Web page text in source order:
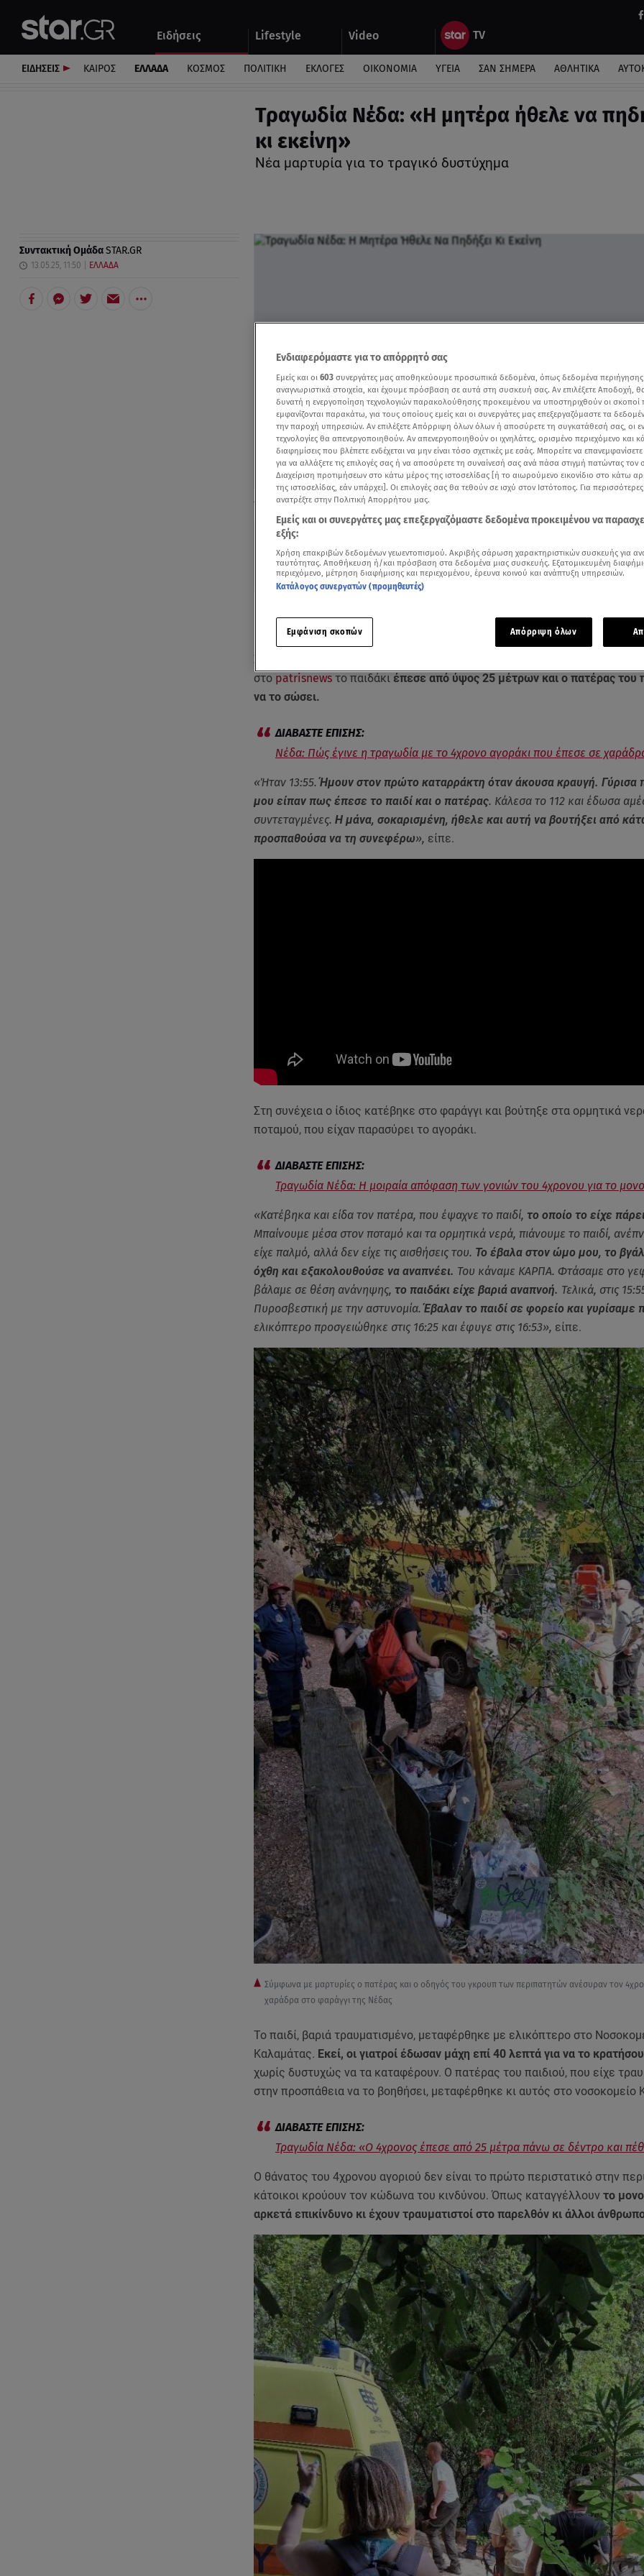
Ειδήσεις Lifestyle Video
Αυτοκίνητο
ΕΙΔΗΣΕΙΣ ΚΑΙΡΟΣ ΕΛΛΑΔΑ ΚΟΣΜΟΣ ΠΟΛΙΤΙΚΗ ΕΚΛΟΓΕΣ ΟΙΚΟΝΟΜΙΑ ΥΓΕΙΑ ΣΑΝ ΣΗΜΕΡΑ ΑΘΛΗΤΙΚΑ
Τραγωδία Νέδα: «Η μητέρα ήθελε να
κι εκείνη»
Νέα μαρτυρία για το τραγικό δυστύχημα
Συντακτική ΟμάδαSTAR.GR
13.05.25, 11:50 ΕΛΛΑΔΑ
Πώς έγινε η τραγωδία στο φαράγγι της Νέδας, όπου σκοτώθηκε ένα 4χρονο αγοράκι - Βίντεο
Add star.gr on Google
, όπου ένα 4χρονο αγοράκι έχασε τη ζωή του με τραγικό τρόπο.
Σύμφωνα με μαρτυρία του Δημήτρη Δεμερτζή, συνοδού της ομάδας των
στο patrisnewsτο παιδάκι έπεσε από ύψος 25 μέτρων και ο πατέρας του
να το σώσει.
Νέδα: Πώς έγινε η τραγωδία με το 4χρονο αγοράκι που έπεσε σε
«Ήταν 13:55.Ήμουν στον πρώτο καταρράκτη όταν άκουσα κραυγή. Γύρισα
μου είπαν πως έπεσε το παιδί και ο πατέρας. Κάλεσα το 112 και έδωσα
συντεταγμένες. H μάνα, σοκαρισμένη, ήθελε και αυτή να βουτήξει από
προσπαθούσα να τη συνεφέρω», είπε.
Στη συνέχεια ο ίδιος κατέβηκε στο φαράγγι και βούτηξε στα ορμητικά
ποταμού, που είχαν παρασύρει το αγοράκι.
Τραγωδία Νέδα: Η μοιραία απόφαση των γονιών του 4χρονου για το
«Κατέβηκα και είδα τον πατέρα, που έψαχνε το παιδί, το οποίο το είχε
Μπαίνουμε μέσα στον ποταμό και τα ορμητικά νερά, πιάνουμε το παιδί,
είχε παλμό, αλλά δεν είχε τις αισθήσεις του. Το έβαλα στον ώμο μου, το
όχθη και εξακολουθούσε να αναπνέει. Του κάναμε ΚΑΡΠΑ. Φτάσαμε στο
βάλαμε σε θέση ανάνηψης, το παιδάκι είχε βαριά αναπνοή. Τελικά, στις
Πυροσβεστική με την αστυνομία.Έβαλαν το παιδί σε φορείο και γυρίσαμε
ελικόπτερο προσγειώθηκε στις 16:25 και έφυγε στις 16:53», είπε.
Σύμφωνα με μαρτυρίες ο πατέρας και ο οδηγός του γκρουπ των περιπατητών ανέσυραν τον
χαράδρα στο φαράγγι της Νέδας
Το παιδί, βαριά τραυματισμένο, μεταφέρθηκε με ελικόπτερο στο
Καλαμάτας. Εκεί, οι γιατροί έδωσαν μάχη επί 40 λεπτά για να το
χωρίς δυστυχώς να τα καταφέρουν. Ο πατέρας του παιδιού, που είχε
στην προσπάθεια να το βοηθήσει, μεταφέρθηκε κι αυτός στο νοσοκομείο
Τραγωδία Νέδα: «Ο 4χρονος έπεσε από 25 μέτρα πάνω σε δέντρο και
Ο θάνατος του 4χρονου αγοριού δεν είναι το πρώτο περιστατικό στην
κάτοικοι κρούουν τον κώδωνα του κινδύνου. Όπως καταγγέλλουντο
αρκετά επικίνδυνο κι έχουν τραυματιστοί στο παρελθόν κι άλλοι
Ενδιαφερόμαστε για το απόρρητό σας
Εμείς και οι 603 συνεργάτες μας αποθηκεύουμε προσωπικά δεδομένα, όπως δεδομένα
αναγνωριστικά στοιχεία, και έχουμε πρόσβαση σε αυτά στη συσκευή σας. Αν επιλέξετε Αποδοχή,
δυνατή η ενεργοποίηση τεχνολογιών παρακολούθησης προκειμένου να υποστηριχθούν οι σκοποί
εμφανίζονται παρακάτω, για τους οποίους εμείς και οι συνεργάτες μας επεξεργαζόμαστε τα
την παροχή υπηρεσιών. Αν επιλέξετε Απόρριψη όλων όλων ή αποσύρετε τη συγκατάθεσή σας, οι
τεχνολογίες θα απενεργοποιηθούν. Αν απενεργοποιηθούν οι ιχνηλάτες, ορισμένο περιεχόμενο και
διαφημίσεις που βλέπετε ενδέχεται να μην είναι τόσο σχετικές με εσάς. Μπορείτε να
για να αλλάξετε τις επιλογές σας ή να αποσύρετε τη συναίνεσή σας ανά πάσα στιγμή πατώντας τον
Διαχείριση προτιμήσεων στο κάτω μέρος της ιστοσελίδας [ή το αιωρούμενο εικονίδιο στο κάτω
της ιστοσελίδας, εάν υπάρχει]. Οι επιλογές σας θα τεθούν σε ισχύ στον Ιστότοπος. Για
ανατρέξτε στην Πολιτική Απορρήτου μας.
Εμείς και οι συνεργάτες μας επεξεργαζόμαστε δεδομένα προκειμένου να
εξής:
Χρήση επακριβών δεδομένων γεωεντοπισμού. Ακριβής σάρωση χαρακτηριστικών συσκευής για
ταυτότητας. Αποθήκευση ή/και πρόσβαση στα δεδομένα μιας συσκευής. Εξατομικευμένη
περιεχόμενο, μέτρηση διαφήμισης και περιεχομένου, έρευνα κοινού και ανάπτυξη υπηρεσιών.
Κατάλογος συνεργατών (προμηθευτές)
Εμφάνιση σκοπών Απόρριψη όλων